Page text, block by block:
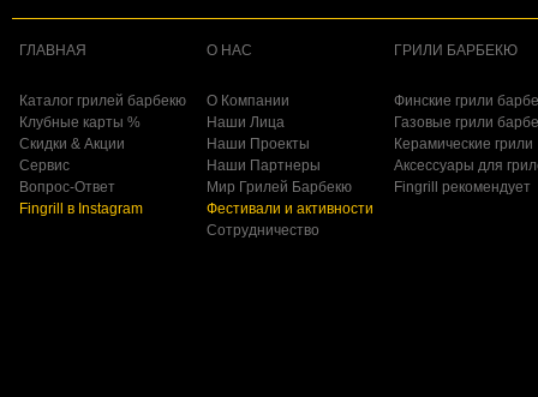
ГЛАВНАЯ
Каталог грилей барбекю
Клубные карты %
Скидки & Акции
Сервис
Вопрос-Ответ
Fingrill в Instagram
О НАС
О Компании
Наши Лица
Наши Проекты
Наши Партнеры
Мир Грилей Барбекю
Фестивали и активности
Сотрудничество
ГРИЛИ БАРБЕКЮ
Финские грили
Газовые грили
Керамические грили
Аксессуары для
Fingrill рекомендует